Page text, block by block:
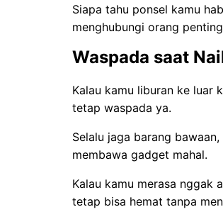
Siapa tahu ponsel kamu
menghubungi orang
Waspada saat
Kalau kamu liburan ke luar
tetap waspada ya.
Selalu jaga barang
membawa gadget mahal.
Kalau kamu merasa nggak
tetap bisa hemat tanpa